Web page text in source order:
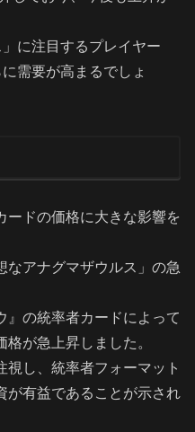
に注目するプレイヤー
需要が高まるでしょ
ードの価格に大きな影響を
なアナグマザウルス」の急
』の統率者カードによって
が急上昇しました。
し、統率者フォーマット
が有益であることが示され